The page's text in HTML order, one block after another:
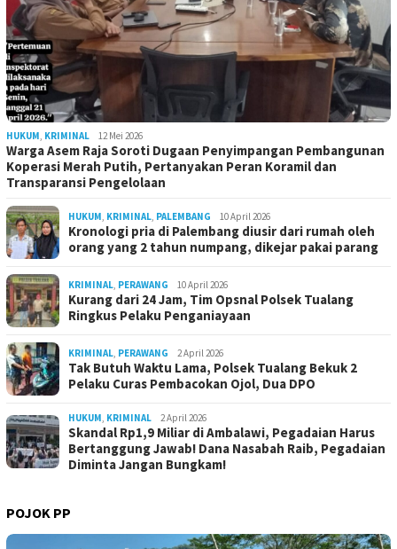
HUKUM, KRIMINAL 12 Mei 2026
Warga Asem Raja Soroti Dugaan Penyimpangan Pembangunan
Koperasi Merah Putih, Pertanyakan Peran Koramil dan
Transparansi Pengelolaan
HUKUM, KRIMINAL, PALEMBANG 10 April 2026
Kronologi pria di Palembang diusir dari rumah oleh
orang yang 2 tahun numpang, dikejar pakai parang
KRIMINAL, PERAWANG 10 April 2026
Kurang dari 24 Jam, Tim Opsnal Polsek Tualang
Ringkus Pelaku Penganiayaan
KRIMINAL, PERAWANG 2 April 2026
Tak Butuh Waktu Lama, Polsek Tualang Bekuk 2
Pelaku Curas Pembacokan Ojol, Dua DPO
HUKUM, KRIMINAL 2 April 2026
Skandal Rp1,9 Miliar di Ambalawi, Pegadaian Harus
Bertanggung Jawab! Dana Nasabah Raib, Pegadaian
Diminta Jangan Bungkam!
POJOK PP